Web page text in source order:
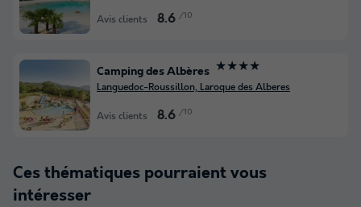
Avis clients 8.6 /10
Camping des Albères ★★★★
Languedoc-Roussillon, Laroque des Alberes
Avis clients 8.6 /10
Ces thématiques pourraient vous
intéresser